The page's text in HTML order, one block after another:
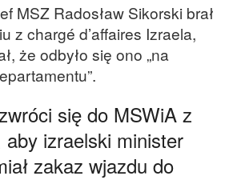
MSZ Radosław Sikorski brał
z chargé d’affaires Izraela,
że odbyło się ono „na
się do MSWiA z
izraelski minister
zakaz wjazdu do